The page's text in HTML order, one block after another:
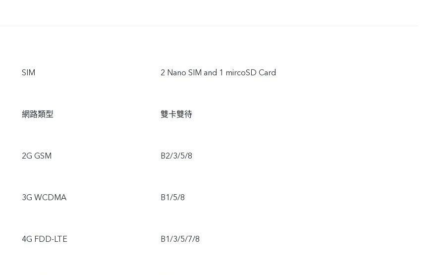
SIM 2 Nano SIM and 1 mircoSD Card
網路類型 雙卡雙待
2G GSM B2/3/5/8
3G WCDMA B1/5/8
4G FDD-LTE B1/3/5/7/8